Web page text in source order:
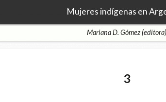
Mujeres indígenas en
Mariana D. Gómez (editora)
3